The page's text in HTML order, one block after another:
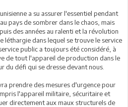
a su assurer l'essentiel pendant
pays de sombrer dans le chaos, mais
des années au ralenti et la révolution
léthargie dans lequel se trouve le service
public a toujours été considéré, à
de tout l'appareil de production dans le
du défi qui se dresse devant nous.
prendre des mesures d'urgence pour
l'appareil militaire, sécuritaire et
directement aux maux structurels de